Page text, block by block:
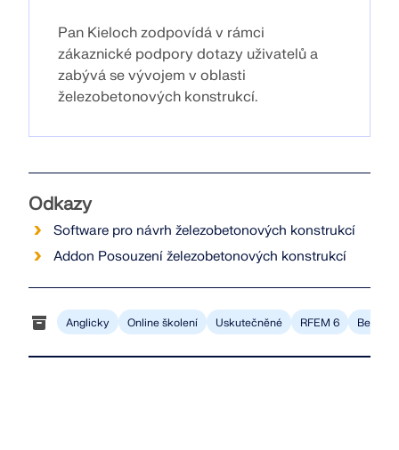
Pan Kieloch zodpovídá v rámci
zákaznické podpory dotazy uživatelů a
zabývá se vývojem v oblasti
železobetonových konstrukcí.
Odkazy
Software pro návrh železobetonových konstrukcí
Addon Posouzení železobetonových konstrukcí
Anglicky Online školení Uskutečněné RFEM 6